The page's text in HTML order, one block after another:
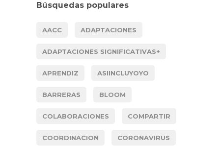
Búsquedas populares
AACC ADAPTACIONES
ADAPTACIONES SIGNIFICATIVAS+
APRENDIZ ASIINCLUYOYO
BARRERAS BLOOM
COLABORACIONES COMPARTIR
COORDINACION CORONAVIRUS